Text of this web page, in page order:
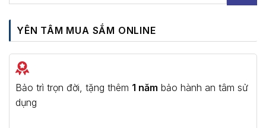
YÊN TÂM MUA SẮM ONLINE
Bảo trì trọn đời, tặng thêm 1 năm bảo hành an tâm sử
dụng